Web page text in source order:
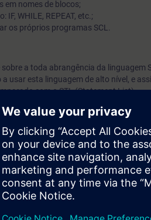
em nomes de blocos;
IF, WHILE, REPEAT, etc.;
os próprios programas SCL.
a toda abrangência da linguagem
usar esta linguagem de alto nível, e
com o STL (Statement List).
de SIMATIC S7
Inglês.